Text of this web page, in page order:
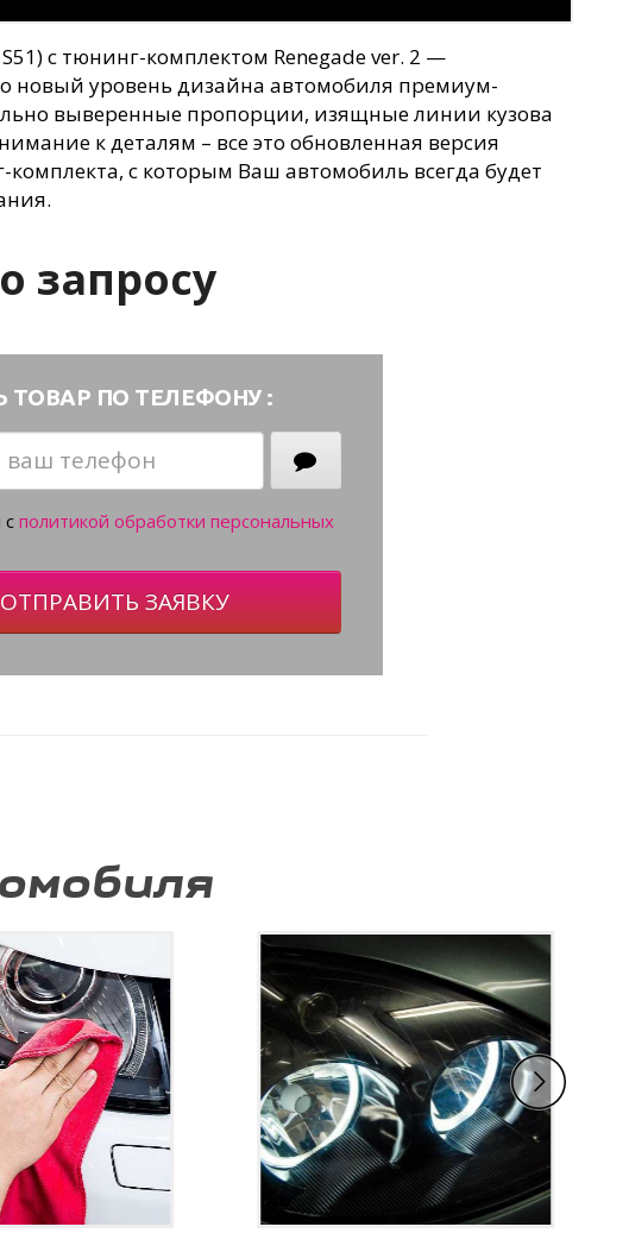
с тюнинг-комплектом Renegade ver. 2 —
новый уровень дизайна автомобиля премиум-
выверенные пропорции, изящные линии кузова
к деталям – все это обновленная версия
с которым Ваш автомобиль всегда будет
запросу
ТОВАР ПО ТЕЛЕФОНУ :
сполитикой обработки персональных
ОТПРАВИТЬ ЗАЯВКУ